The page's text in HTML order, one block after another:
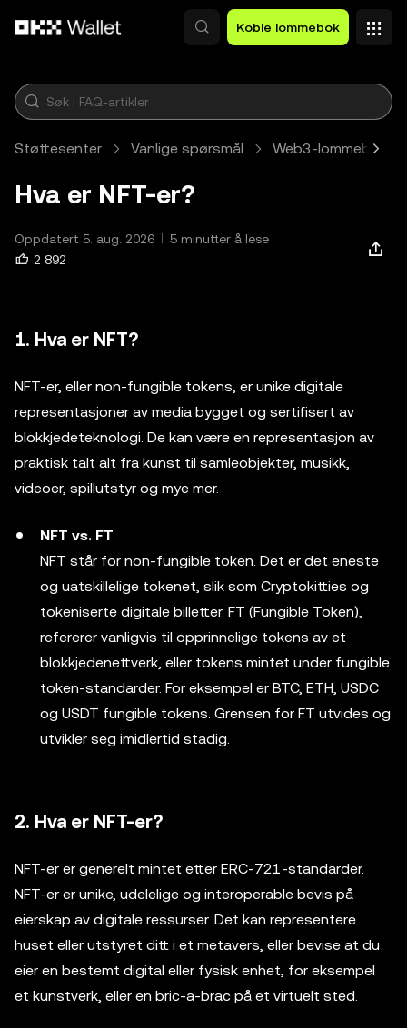
Koble lommebok
Støttesenter Vanlige spørsmål Web3-lommebok
Hva er NFT-er?
Oppdatert 5. aug. 2026
5 minutter å lese
2 892
1. Hva er NFT?
NFT-er, eller non-fungible tokens, er unike digitale
representasjoner av media bygget og sertifisert av
blokkjedeteknologi. De kan være en representasjon av
praktisk talt alt fra kunst til samleobjekter, musikk,
videoer, spillutstyr og mye mer.
NFT vs. FT
NFT står for non-fungible token. Det er det eneste
og uatskillelige tokenet, slik som Cryptokitties og
tokeniserte digitale billetter. FT (Fungible Token),
refererer vanligvis til opprinnelige tokens av et
blokkjedenettverk, eller tokens mintet under fungible
token-standarder. For eksempel er BTC, ETH, USDC
og USDT fungible tokens. Grensen for FT utvides og
utvikler seg imidlertid stadig.
2. Hva er NFT-er?
NFT-er er generelt mintet etter ERC-721-standarder.
NFT-er er unike, udelelige og interoperable bevis på
eierskap av digitale ressurser. Det kan representere
huset eller utstyret ditt i et metavers, eller bevise at du
eier en bestemt digital eller fysisk enhet, for eksempel
et kunstverk, eller en bric-a-brac på et virtuelt sted.